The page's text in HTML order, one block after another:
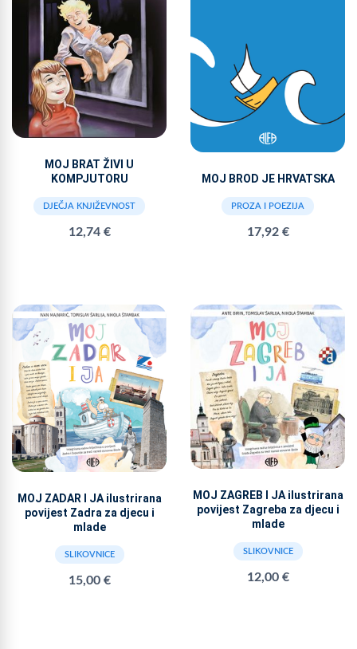
MOJ BRAT ŽIVI U
KOMPJUTORU
DJEČJA KNJIŽEVNOST
12,74 €
MOJ BROD JE HRVATSKA
PROZA I POEZIJA
17,92 €
MOJ ZADAR I JA ilustrirana
povijest Zadra za djecu i
mlade
SLIKOVNICE
15,00 €
MOJ ZAGREB I JA ilustrirana
povijest Zagreba za djecu i
mlade
SLIKOVNICE
12,00 €